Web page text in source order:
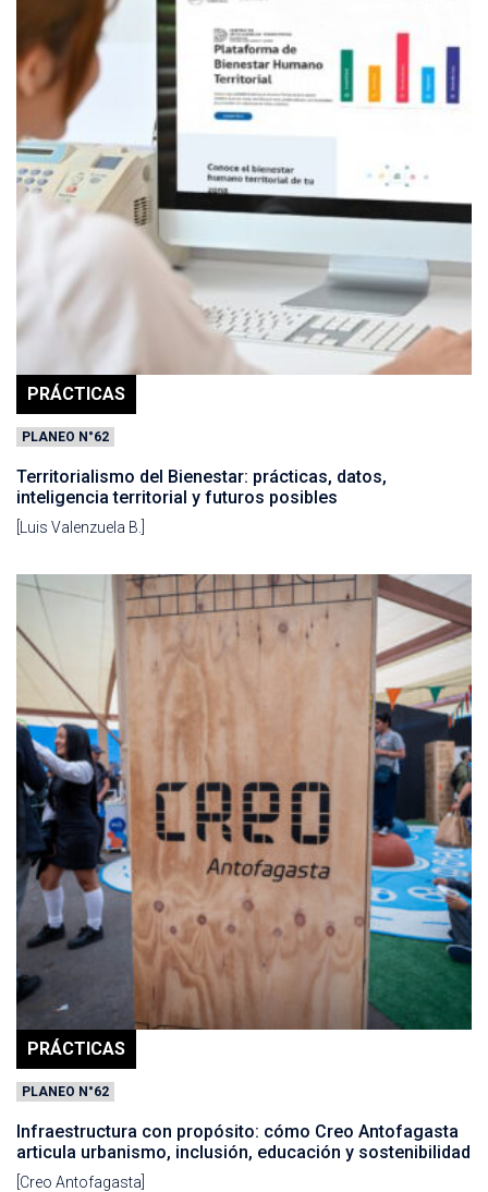
PRÁCTICAS
PLANEO N°62
Territorialismo del Bienestar: prácticas, datos,
inteligencia territorial y futuros posibles
[Luis Valenzuela B.]
PRÁCTICAS
PLANEO N°62
Infraestructura con propósito: cómo Creo Antofagasta
articula urbanismo, inclusión, educación y sostenibilidad
[Creo Antofagasta]